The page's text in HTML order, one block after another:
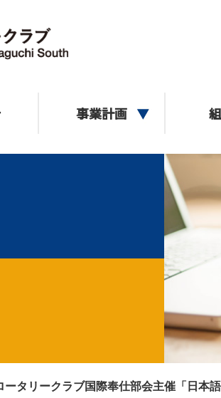
事業計画
タリークラブ国際奉仕部会主催「日本